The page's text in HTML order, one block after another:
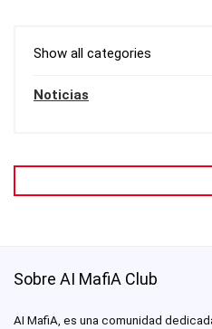
Show all categories
Noticias
Sobre AI MafiA Club
AI MafiA, es una comunidad